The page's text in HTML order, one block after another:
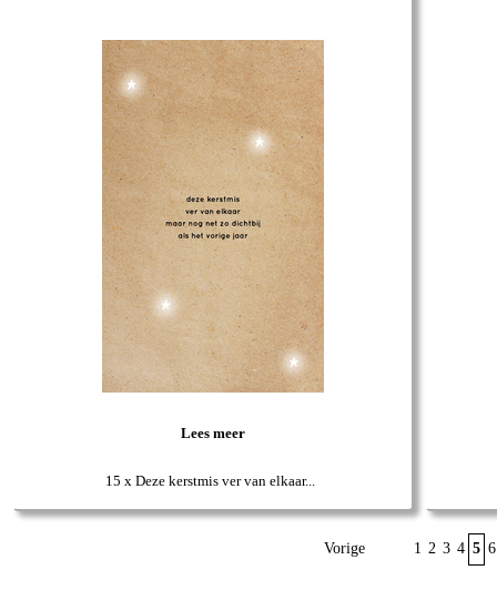
Lees meer
15 x Deze kerstmis ver van elkaar...
Vorige 1 2 3 4 5 6